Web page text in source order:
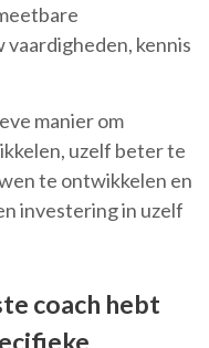
kennis
manier om
uzelf beter te
te ontwikkelen en
investering in uzelf
coach hebt